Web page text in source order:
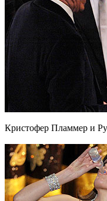
Кристофер Пламмер и